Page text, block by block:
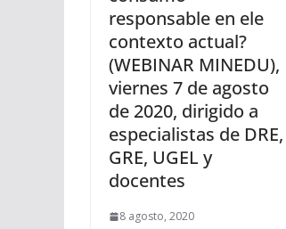
responsable en ele
contexto actual?
(WEBINAR MINEDU),
viernes 7 de agosto
de 2020, dirigido a
especialistas de DRE,
GRE, UGEL y
docentes
8 agosto, 2020